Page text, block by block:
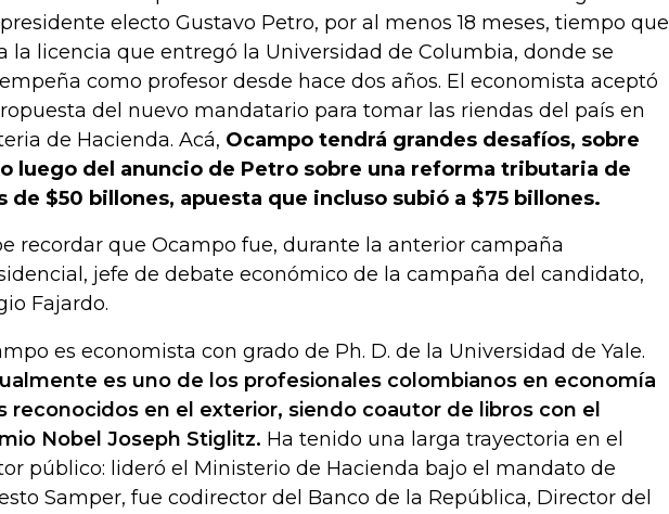
electo Gustavo Petro, por al menos 18 meses, tiempo que
la licencia que entregó la Universidad de Columbia, donde se
como profesor desde hace dos años. El economista aceptó
del nuevo mandatario para tomar las riendas del país en
de Hacienda. Acá, Ocampo tendrá grandes desafíos, sobre
luego del anuncio de Petro sobre una reforma tributaria de
de $50 billones, apuesta que incluso subió a $75 billones.
recordar que Ocampo fue, durante la anterior campaña
jefe de debate económico de la campaña del candidato,
Fajardo.
es economista con grado de Ph. D. de la Universidad de Yale.
es uno de los profesionales colombianos en economía
reconocidos en el exterior, siendo coautor de libros con el
Nobel Joseph Stiglitz. Ha tenido una larga trayectoria en el
público: lideró el Ministerio de Hacienda bajo el mandato de
Samper, fue codirector del Banco de la República, Director del